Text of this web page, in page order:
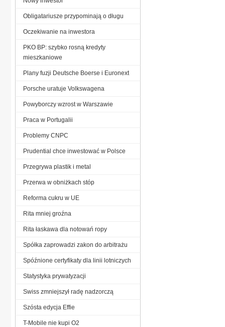
Obligatariusze przypominają o długu
Oczekiwanie na inwestora
PKO BP: szybko rosną kredyty
mieszkaniowe
Plany fuzji Deutsche Boerse i Euronext
Porsche uratuje Volkswagena
Powyborczy wzrost w Warszawie
Praca w Portugalii
Problemy CNPC
Prudential chce inwestować w Polsce
Przegrywa plastik i metal
Przerwa w obniżkach stóp
Reforma cukru w UE
Rita mniej groźna
Rita łaskawa dla notowań ropy
Spółka zaprowadzi zakon do arbitrażu
Spóźnione certyfikaty dla linii lotniczych
Statystyka prywatyzacji
Swiss zmniejszył radę nadzorczą
Szósta edycja Effie
T-Mobile nie kupi O2